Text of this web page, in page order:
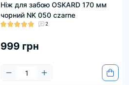
Ніж для забою OSKARD 170 мм
чорний NK 050 czarne
2
999 грн